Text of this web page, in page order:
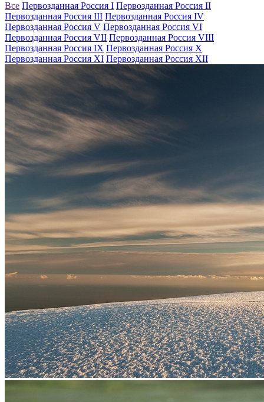
Все Первозданная Россия I Первозданная Россия II
Первозданная Россия III Первозданная Россия IV
Первозданная Россия V Первозданная Россия VI
Первозданная Россия VII Первозданная Россия VIII
Первозданная Россия IX Первозданная Россия X
Первозданная Россия XI Первозданная Россия XII